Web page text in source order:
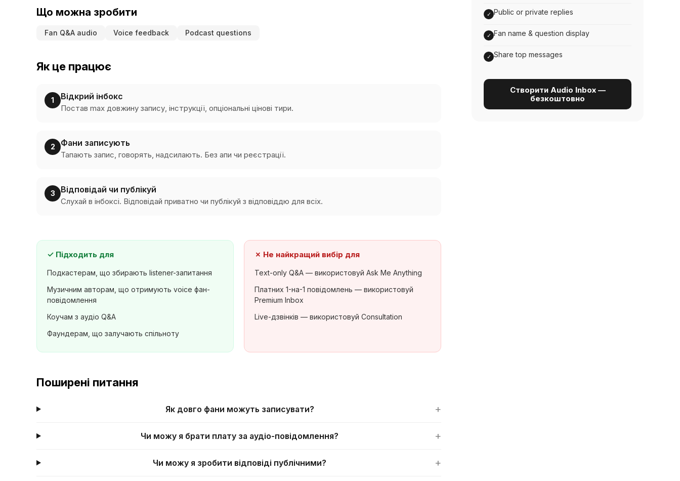
Що можна зробити
Fan Q&A audio Voice feedback Podcast questions
Як це працює
1 Відкрий інбокс
Постав max довжину запису, інструкції, опціональні цінові тири.
2 Фани записують
Тапають запис, говорять, надсилають. Без апи чи реєстрації.
3 Відповідай чи публікуй
Слухай в інбоксі. Відповідай приватно чи публікуй з відповіддю для всіх.
✓ Підходить для
Подкастерам, що збирають listener-запитання
Музичним авторам, що отримують voice фан-
повідомлення
Коучам з аудіо Q&A
Фаундерам, що залучають спільноту
✗ Не найкращий вибір для
Text-only Q&A — використовуй Ask Me Anything
Платних 1-на-1 повідомлень — використовуй
Premium Inbox
Live-дзвінків — використовуй Consultation
Поширені питання
Як довго фани можуть записувати? +
Чи можу я брати плату за аудіо-повідомлення? +
Чи можу я зробити відповіді публічними? +
✓ Public or private replies
✓ Fan name & question display
✓ Share top messages
Створити Audio Inbox —
безкоштовно